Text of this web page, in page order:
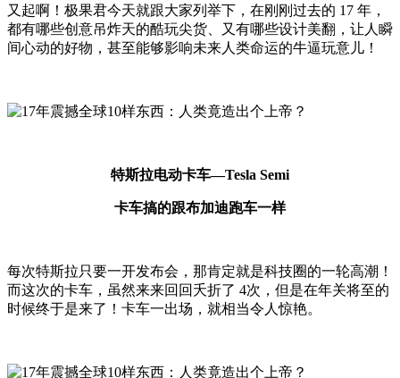
又起啊！极果君今天就跟大家列举下，在刚刚过去的 17 年，
都有哪些创意吊炸天的酷玩尖货、又有哪些设计美翻，让人瞬
间心动的好物，甚至能够影响未来人类命运的牛逼玩意儿！
特斯拉电动卡车—Tesla Semi
卡车搞的跟布加迪跑车一样
每次特斯拉只要一开发布会，那肯定就是科技圈的一轮高潮！
而这次的卡车，虽然来来回回夭折了 4次，但是在年关将至的
时候终于是来了！卡车一出场，就相当令人惊艳。